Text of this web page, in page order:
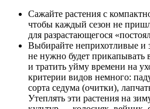
Сажайте растения с
чтобы каждый сезон не
для разрастающегося
Выбирайте неприхотливые и
не нужно будет прикапывать
и тратить уйму времени на
критерии видов немного:
сорта седума (очитки),
Утеплять эти растения на